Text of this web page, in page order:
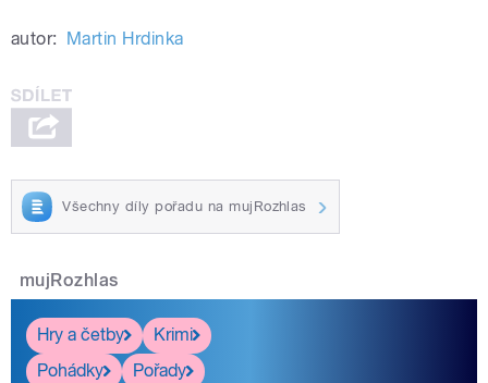
autor: Martin Hrdinka
Všechny díly pořadu na mujRozhlas
mujRozhlas
Hry a četby
Krimi
Pohádky
Pořady